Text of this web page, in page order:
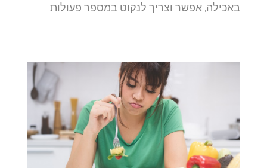
באכילה, אפשר וצריך לנקוט במספר פעולות: